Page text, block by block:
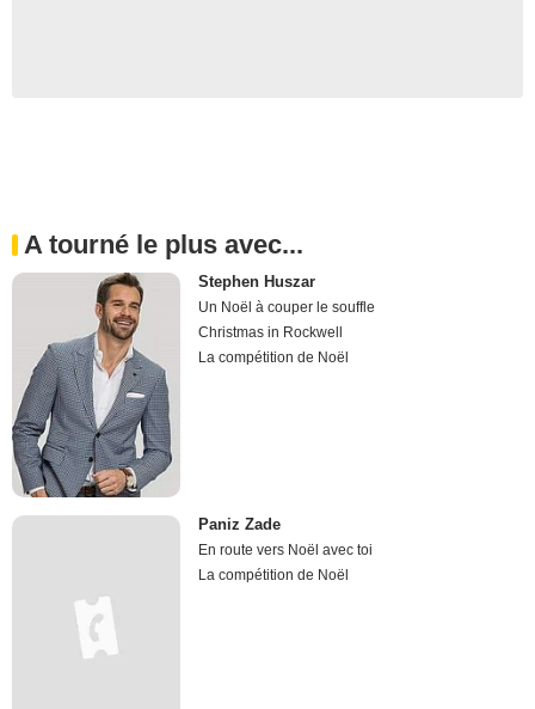
A tourné le plus avec...
Stephen Huszar
Un Noël à couper le souffle
Christmas in Rockwell
La compétition de Noël
Paniz Zade
En route vers Noël avec toi
La compétition de Noël